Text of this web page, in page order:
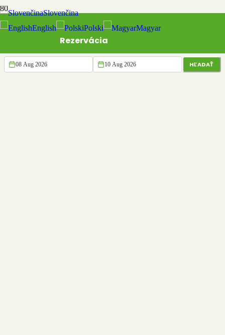
HĽADAŤ
Slovenčina
English
Polski Magyar
Rezervácia